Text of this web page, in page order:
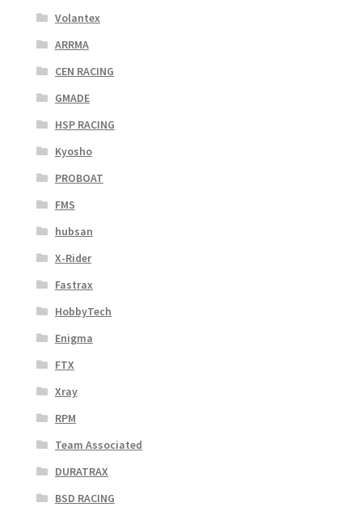
Volantex
ARRMA
CEN RACING
GMADE
HSP RACING
Kyosho
PROBOAT
FMS
hubsan
X-Rider
Fastrax
HobbyTech
Enigma
FTX
Xray
RPM
Team Associated
DURATRAX
BSD RACING